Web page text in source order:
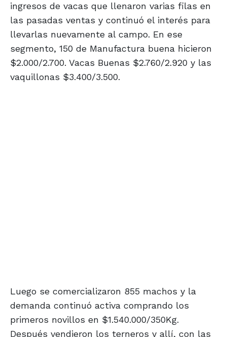
ingresos de vacas que llenaron varias filas en
las pasadas ventas y continuó el interés para
llevarlas nuevamente al campo. En ese
segmento, 150 de Manufactura buena hicieron
$2.000/2.700. Vacas Buenas $2.760/2.920 y las
vaquillonas $3.400/3.500.
Luego se comercializaron 855 machos y la
demanda continuó activa comprando los
primeros novillos en $1.540.000/350Kg.
Después vendieron los terneros y allí, con las